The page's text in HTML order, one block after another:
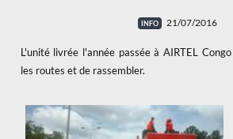
21/07/2016
L'unité livrée l'année passée à AIRTEL
les routes et de rassembler.